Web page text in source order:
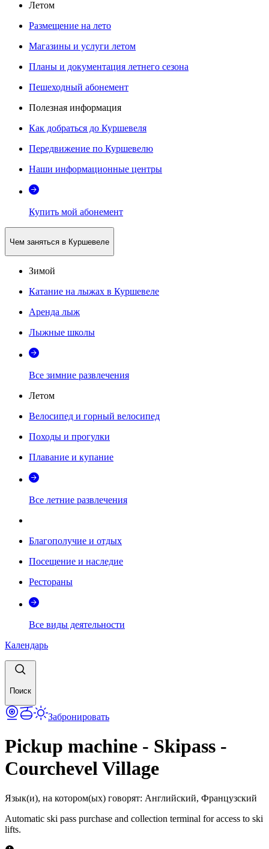
Летом
Размещение на лето
Магазины и услуги летом
Планы и документация летнего сезона
Пешеходный абонемент
Полезная информация
Как добраться до Куршевеля
Передвижение по Куршевелю
Наши информационные центры
Купить мой абонемент
Чем заняться в Куршевеле
Зимой
Катание на лыжах в Куршевеле
Аренда лыж
Лыжные школы
Все зимние развлечения
Летом
Велосипед и горный велосипед
Походы и прогулки
Плавание и купание
Все летние развлечения
Благополучие и отдых
Посещение и наследие
Рестораны
Все виды деятельности
Календарь
Поиск
Забронировать
Pickup machine - Skipass -
Courchevel Village
Язык(и), на котором(ых) говорят: Английский, Французский
Automatic ski pass purchase and collection terminal for access to ski
lifts.